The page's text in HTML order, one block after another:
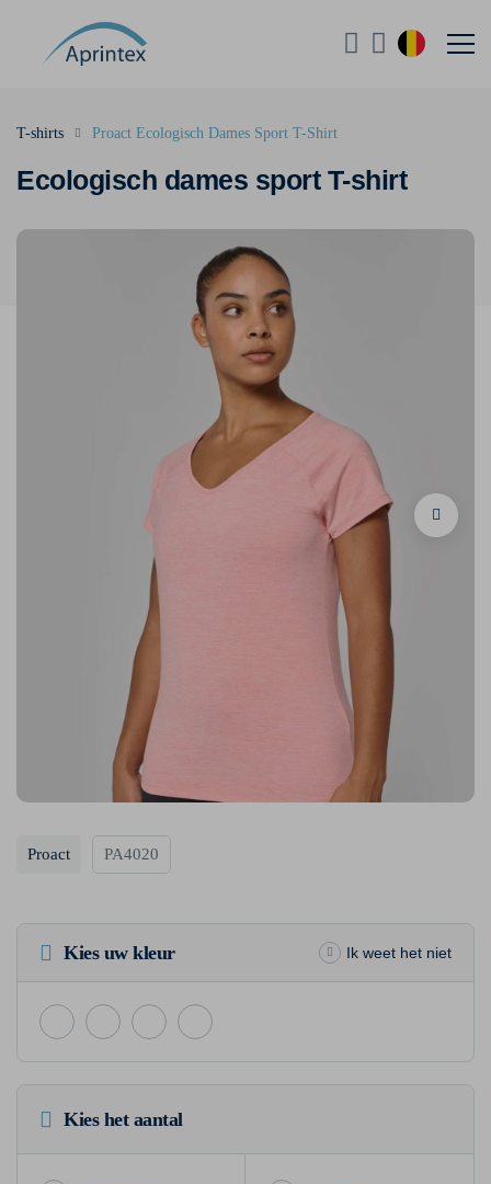
Ecologisch dames sport T-shirt
T-shirts Proact Ecologisch Dames Sport T-Shirt
Proact PA4020
Kies uw kleur Ik weet het niet
Kies het aantal